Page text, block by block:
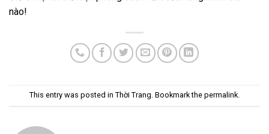
nào!
This entry was posted in Thời Trang. Bookmark the permalink.